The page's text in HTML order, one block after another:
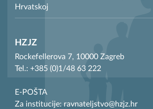
Hrvatskoj
HZJZ
Rockefellerova 7, 10000 Zagreb
Tel.: +385 (0)1/48 63 222
E-POŠTA
Za institucije: ravnateljstvo@hzjz.hr